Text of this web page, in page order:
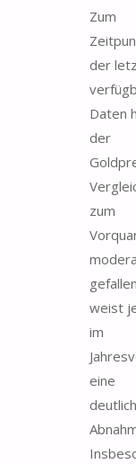
Zum
der
Daten
der
zum
weist
im
eine